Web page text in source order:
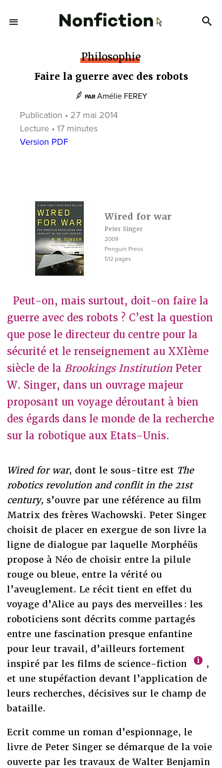
Philosophie
Faire la guerre avec des robots
PAR Amélie FEREY
Publication • 27 mai 2014
Lecture • 17 minutes
Version PDF
Wired for war
Peter Singer
2009
Penguin Press
512 pages
Peut-on, mais surtout, doit-on faire la
guerre avec des robots ? C’est la question
que pose le directeur du centre pour la
sécurité et le renseignement au XXIème
siècle de la Brookings InstitutionPeter
W. Singer, dans un ouvrage majeur
proposant un voyage déroutant à bien
des égards dans le monde de la recherche
sur la robotique aux Etats-Unis.
Wired for war, dont le sous-titre est The
robotics revolution and conflit in the 21st
century, s’ouvre par une référence au film
Matrix des frères Wachowski. Peter Singer
choisit de placer en exergue de son livre la
ligne de dialogue par laquelle Morphéüs
propose à Néo de choisir entre la pilule
rouge ou bleue, entre la vérité ou
l’aveuglement. Le récit tient en effet du
voyage d’Alice au pays des merveilles : les
roboticiens sont décrits comme partagés
entre une fascination presque enfantine
pour leur travail, d’ailleurs fortement
inspiré par les films de science-fiction
,
et une stupéfaction devant l’application de
leurs recherches, décisives sur le champ de
bataille.
Ecrit comme un roman d’espionnage, le
livre de Peter Singer se démarque de la voie
ouverte par les travaux de Walter Benjamin